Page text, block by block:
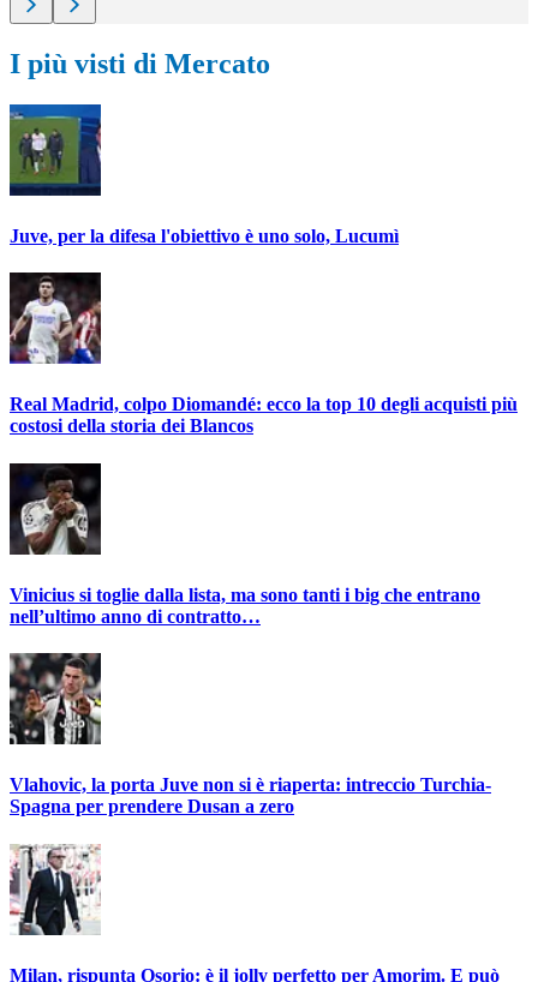
I più visti di Mercato
Juve, per la difesa l'obiettivo è uno solo, Lucumì
Real Madrid, colpo Diomandé: ecco la top 10 degli acquisti più
costosi della storia dei Blancos
Vinicius si toglie dalla lista, ma sono tanti i big che entrano
nell’ultimo anno di contratto…
Vlahovic, la porta Juve non si è riaperta: intreccio Turchia-
Spagna per prendere Dusan a zero
Milan, rispunta Osorio: è il jolly perfetto per Amorim. E può